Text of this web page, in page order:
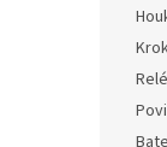
Relé